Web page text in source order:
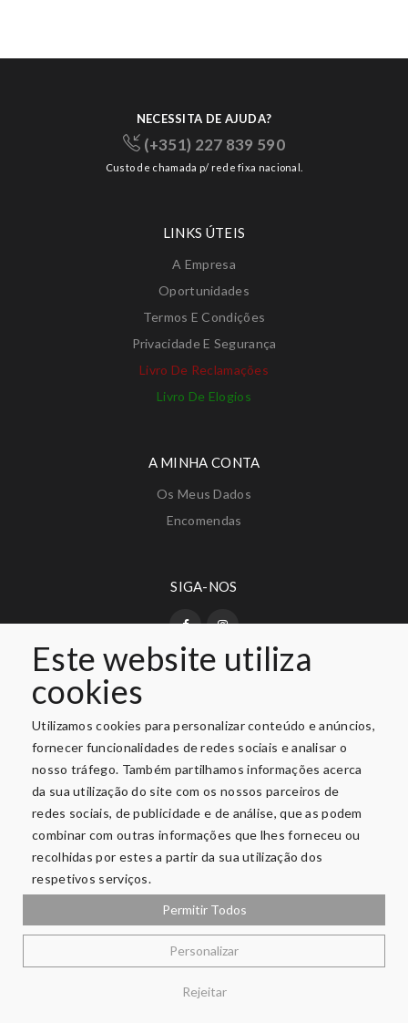
Este website utiliza
cookies
Utilizamos cookies para personalizar conteúdo e anúncios,
fornecer funcionalidades de redes sociais e analisar o
nosso tráfego. Também partilhamos informações acerca
da sua utilização do site com os nossos parceiros de
redes sociais, de publicidade e de análise, que as podem
combinar com outras informações que lhes forneceu ou
recolhidas por estes a partir da sua utilização dos
respetivos serviços.
Permitir Todos
Personalizar
Rejeitar
NECESSITA DE AJUDA?
(+351) 227 839 590
Custo de chamada p/ rede fixa nacional.
LINKS ÚTEIS
A Empresa
Oportunidades
Termos E Condições
Privacidade E Segurança
Livro De Reclamações
Livro De Elogios
A MINHA CONTA
Os Meus Dados
Encomendas
SIGA-NOS
PAGAMENTO SEGURO
Privacidade e Segurança
Stock Existente E Nos Artigos Assinalados.